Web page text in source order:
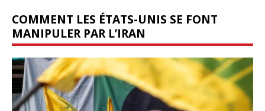
COMMENT LES ÉTATS-UNIS SE FONT
MANIPULER PAR L’IRAN